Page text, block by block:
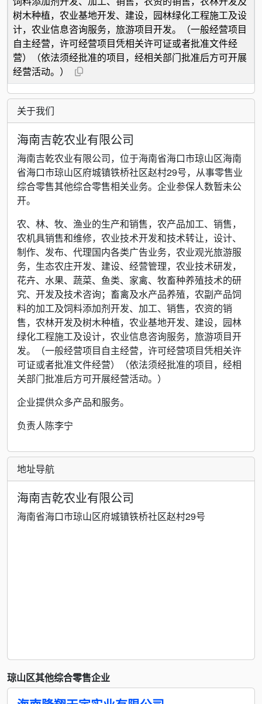
树木种植，农业基地开发、建设，园林绿化工程施工及设
计，农业信息咨询服务，旅游项目开发。（一般经营项目
自主经营，许可经营项目凭相关许可证或者批准文件经
营）（依法须经批准的项目，经相关部门批准后方可开展
经营活动。）
关于我们
海南吉乾农业有限公司
海南吉乾农业有限公司，位于海南省海口市琼山区海南
省海口市琼山区府城镇铁桥社区赵村29号，从事零售业
综合零售其他综合零售相关业务。企业参保人数暂未公
开。
农、林、牧、渔业的生产和销售，农产品加工、销售，
农机具销售和维修，农业技术开发和技术转让，设计、
制作、发布、代理国内各类广告业务，农业观光旅游服
务，生态农庄开发、建设、经营管理，农业技术研发，
花卉、水果、蔬菜、鱼类、家禽、牧畜种养殖技术的研
究、开发及技术咨询；畜禽及水产品养殖，农副产品饲
料的加工及饲料添加剂开发、加工、销售，农资的销
售，农林开发及树木种植，农业基地开发、建设，园林
绿化工程施工及设计，农业信息咨询服务，旅游项目开
发。（一般经营项目自主经营，许可经营项目凭相关许
可证或者批准文件经营）（依法须经批准的项目，经相
关部门批准后方可开展经营活动。）
企业提供众多产品和服务。
负责人陈李宁
地址导航
海南吉乾农业有限公司
海南省海口市琼山区府城镇铁桥社区赵村29号
琼山区其他综合零售企业